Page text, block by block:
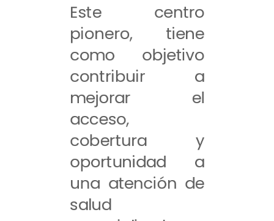
Este centro
pionero, tiene
como objetivo
contribuir a
mejorar el
acceso,
cobertura y
oportunidad a
una atención de
salud